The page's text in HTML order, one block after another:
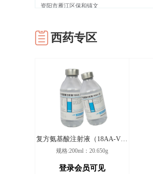
西充县晋城街道大磉磴
岳池县裕民镇祖家院村
双流九江开学诊所
西充县晋城街道大磉磴
村卫生室
峨眉山市九里镇吴庵村
谢清萍卫生室
珙县王家镇鱼田社区村
西药专区
复方氨基酸注射液（18AA-VII）
规格:200ml：20.650g
登录会员可见